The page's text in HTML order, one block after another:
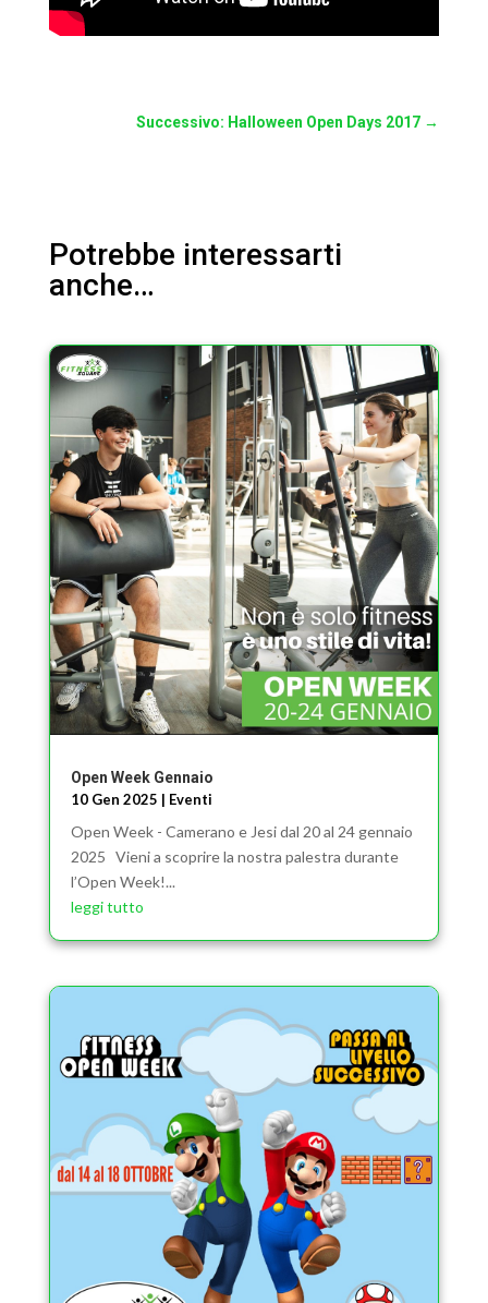
Successivo: Halloween Open Days 2017 →
Potrebbe interessarti
anche…
Open Week Gennaio
10 Gen 2025 | Eventi
Open Week - Camerano e Jesi dal 20 al 24 gennaio
2025 Vieni a scoprire la nostra palestra durante
l’Open Week!...
leggi tutto